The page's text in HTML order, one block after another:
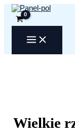
Przejdź
treści
Wielkie